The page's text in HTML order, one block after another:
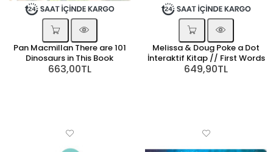
Pan Macmillan There are 101
Dinosaurs in This Book
663,00TL
Melissa & Doug Poke a Dot
İnteraktif Kitap // First Words
649,90TL